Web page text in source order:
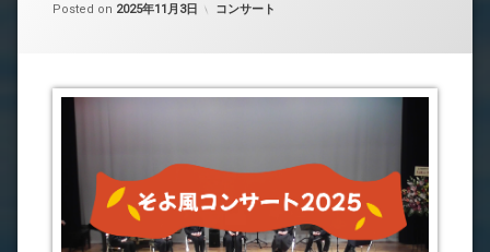
Posted on 2025年11月3日 カテゴリー:
コンサート